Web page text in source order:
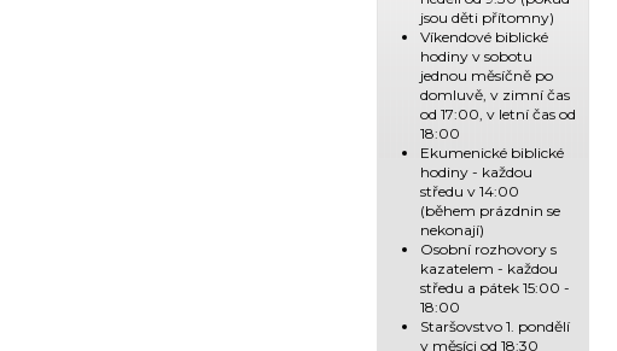
jsou děti přítomny)
Víkendové biblické
hodiny v sobotu
jednou měsíčně po
domluvě, v zimní čas
od 17:00, v letní čas od
18:00
Ekumenické biblické
hodiny - každou
středu v 14:00
(během prázdnin se
nekonají)
Osobní rozhovory s
kazatelem - každou
středu a pátek 15:00 -
18:00
Staršovstvo 1. pondělí
v měsíci od 18:30